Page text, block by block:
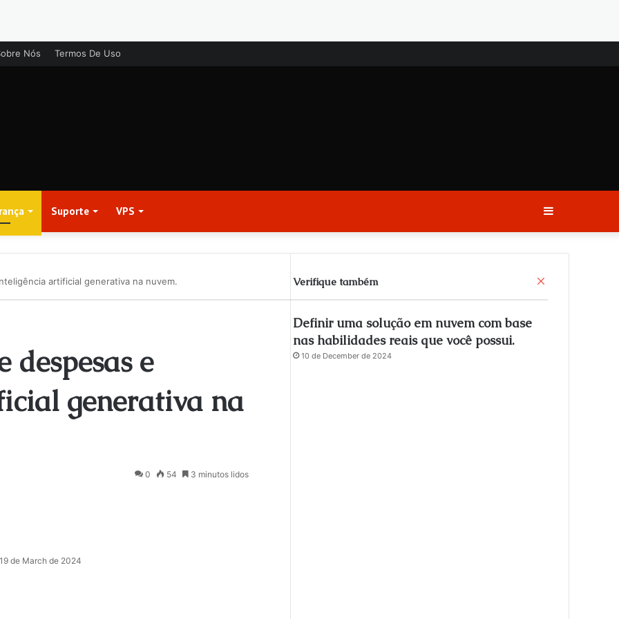
Nós Termos De Uso
Suporte VPS
artificial generativa na nuvem.
despesas e
generativa na
19 de March de 2024
0 54 3 minutos lidos
Verifique também
Definir uma solução em nuvem com base
nas habilidades reais que você possui.
10 de December de 2024